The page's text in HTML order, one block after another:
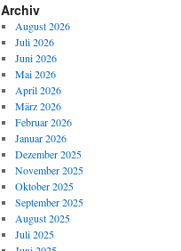
Archiv
August 2026
Juli 2026
Juni 2026
Mai 2026
April 2026
März 2026
Februar 2026
Januar 2026
Dezember 2025
November 2025
Oktober 2025
September 2025
August 2025
Juli 2025